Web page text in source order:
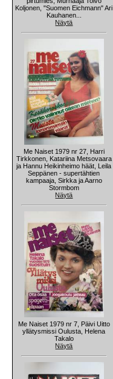
Koljonen, "Suomen Eichmann" Ari
Kauhanen...
Näytä
Me Naiset 1979 nr 27, Harri
Tirkkonen, Katariina Metsovaara
ja Hannu Heikinheimo häät, Leila
Seppänen - supertähtien
kampaaja, Sirkka ja Aarno
Stormbom
Näytä
Me Naiset 1979 nr 7, Päivi Uitto
yllätysmissi Oulusta, Helena
Takalo
Näytä